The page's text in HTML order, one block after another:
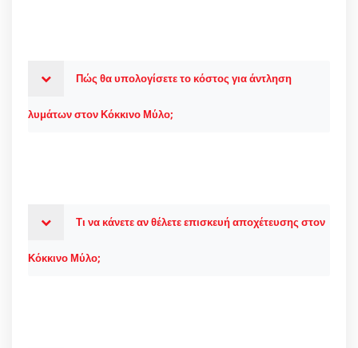
Πώς θα υπολογίσετε το κόστος για άντληση
λυμάτων στον Κόκκινο Μύλο;
Τι να κάνετε αν θέλετε επισκευή αποχέτευσης στον
Κόκκινο Μύλο;